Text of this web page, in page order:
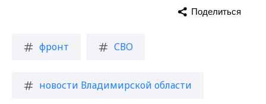
фронт СВО
новости Владимирской области
Поделиться